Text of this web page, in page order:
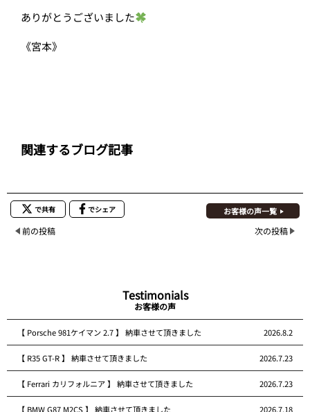
ありがとうございました
《宮本》
関連するブログ記事
で共有 でシェア お客様の声一覧
前の投稿 次の投稿
Testimonials
お客様の声
【 Porsche 981ケイマン 2.7 】 納車させて頂きました 2026.8.2
【 R35 GT-R 】 納車させて頂きました 2026.7.23
【 Ferrari カリフォルニア 】 納車させて頂きました 2026.7.23
【 BMW G87 M2CS 】 納車させて頂きました 2026.7.18